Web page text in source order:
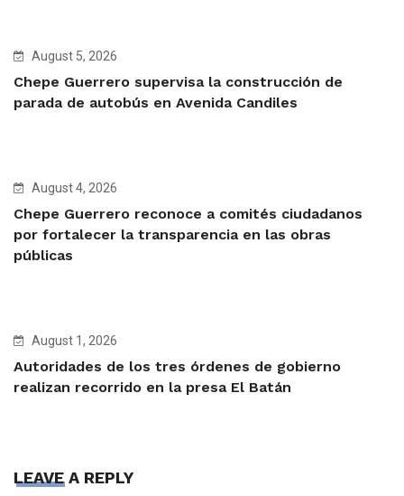
August 5, 2026
Chepe Guerrero supervisa la construcción de
parada de autobús en Avenida Candiles
August 4, 2026
Chepe Guerrero reconoce a comités ciudadanos
por fortalecer la transparencia en las obras
públicas
August 1, 2026
Autoridades de los tres órdenes de gobierno
realizan recorrido en la presa El Batán
LEAVE A REPLY